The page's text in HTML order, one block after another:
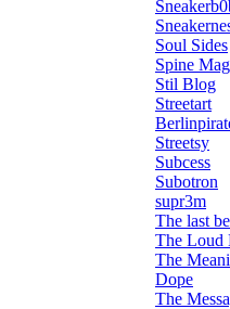
Soul Sides
Spine
Stil Blog
Streetart
Streetsy
Subcess
Subotron
supr3m
The last
The Loud
The
Dope
The